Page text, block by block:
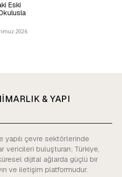
Eski
2026
& YAPI
yapılı çevre sektörlerinde
vericileri buluşturan; Türkiye,
dijital ağlarda güçlü bir
ve iletişim platformudur.